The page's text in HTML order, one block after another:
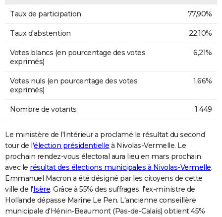
Taux de participation 77,90%
Taux d'abstention 22,10%
Votes blancs (en pourcentage des votes
exprimés)
6,21%
Votes nuls (en pourcentage des votes
exprimés)
1,66%
Nombre de votants 1 449
Le ministère de l'Intérieur a proclamé le résultat du second
tour de l'élection présidentielle à Nivolas-Vermelle. Le
prochain rendez-vous électoral aura lieu en mars prochain
avec le résultat des élections municipales à Nivolas-Vermelle.
Emmanuel Macron a été désigné par les citoyens de cette
ville de l'Isère. Grâce à 55% des suffrages, l'ex-ministre de
Hollande dépasse Marine Le Pen. L'ancienne conseillère
municipale d'Hénin-Beaumont (Pas-de-Calais) obtient 45%